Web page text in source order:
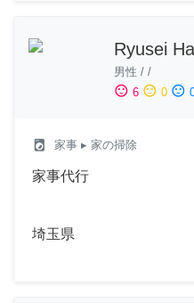
Ryusei
男性 / /
sentiment_satisfied 6 sentiment_neutral 0 sentiment_dissatisfied
local_laundry_service 家事 ▸ 家の掃除
家事代行
埼玉県